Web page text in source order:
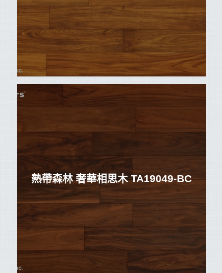
熱帶森林 奢華相思木 TA19049-BC